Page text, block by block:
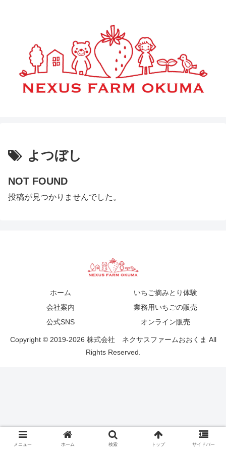
よつぼし
NOT FOUND
投稿が見つかりませんでした。
ホーム
いちご摘みとり体験
会社案内
業務用いちごの販売
公式SNS
オンライン販売
Copyright © 2019-2026 株式会社 ネクサスファームおおくま All
Rights Reserved.
メニュー ホーム 検索 トップ サイドバー